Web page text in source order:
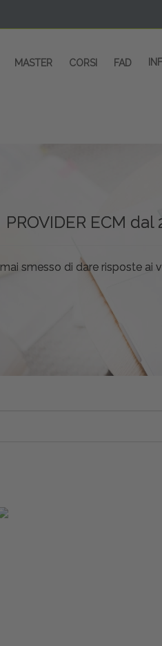
MASTER CORSI FAD
CORSI
IN ALTA
ACCREDITAMENTO
200 EVENTI
a professionisti sanitari e
- SALA
MM4 (REPETTI)
PROVIDER ECM dal
smesso di dare risposte ai